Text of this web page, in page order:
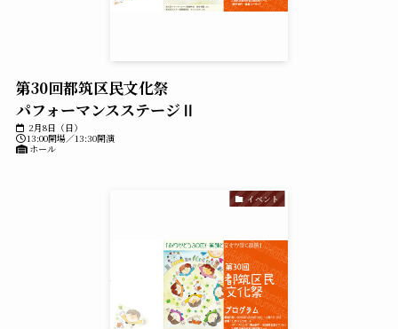
第30回都筑区民文化祭
パフォーマンスステージⅡ
2月8日（日）
13:00開場／13:30開演
ホール
イベント